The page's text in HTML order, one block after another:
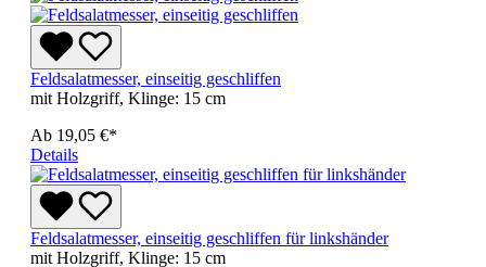
Feldsalatmesser, einseitig geschliffen
mit Holzgriff, Klinge: 15 cm
Ab 19,05 €*
Details
Feldsalatmesser, einseitig geschliffen für linkshänder
mit Holzgriff, Klinge: 15 cm